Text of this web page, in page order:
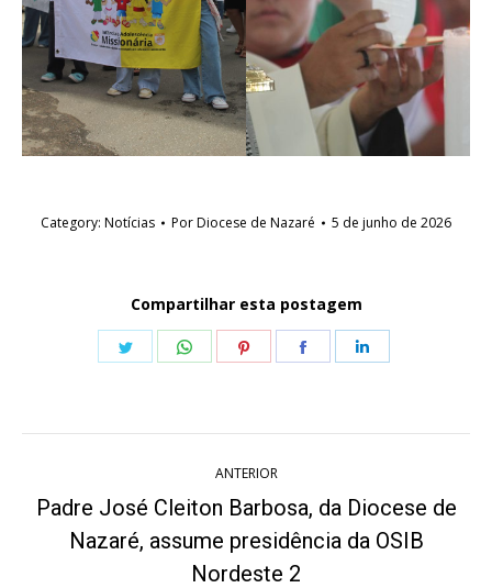
Category: Notícias PorDiocese de Nazaré 5 de junho de 2026
Compartilhar esta postagem
Share
Share
Share
Share
de
post:
ANTERIOR
Post
anterior:
Padre José Cleiton Barbosa, da Diocese de
Nazaré, assume presidência da OSIB
Nordeste 2